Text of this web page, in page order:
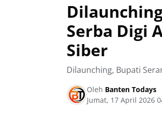
Serba Digi
Siber
Dilaunching, Bupati
Oleh Banten Todays
Jumat, 17 April 2026